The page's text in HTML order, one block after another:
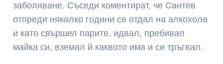
заболяване. Съседи коментират, че Сантев
отпреди няколко години се отдал на алкохола
и като свършел парите, идвал, пребивал
майка си, вземал й каквото има и си тръгвал.